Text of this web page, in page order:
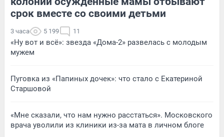
срок вместе со своими детьми
3 часа 5 199 11
«Ну вот и всё»: звезда «Дома-2» развелась с молодым
мужем
Пуговка из «Папиных дочек»: что стало с Екатериной
Старшовой
«Мне сказали, что нам нужно расстаться». Московского
врача уволили из клиники из-за мата в личном блоге